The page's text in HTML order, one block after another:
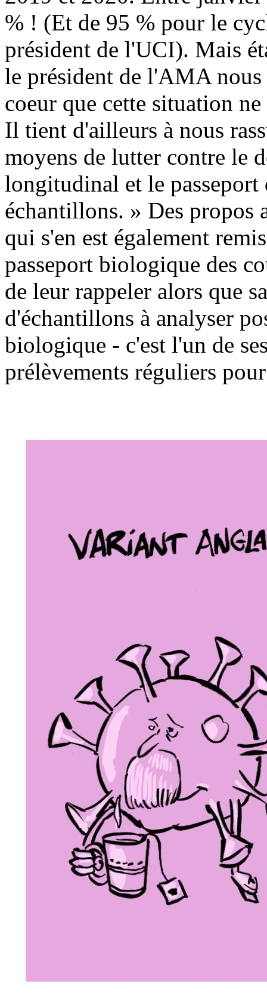
% ! (Et de 95 % pour le
président de l'UCI). Mais
le président de l'AMA
coeur que cette situation
Il tient d'ailleurs à nous
moyens de lutter contre le
longitudinal et le passeport
échantillons. » Des propos
qui s'en est également
passeport biologique des
de leur rappeler alors que
d'échantillons à analyser
biologique - c'est l'un de
prélèvements réguliers